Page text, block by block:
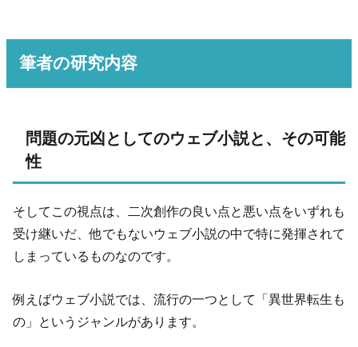
筆者の研究内容
問題の元凶としてのウェブ小説と、その可能
性
そしてこの視点は、二次創作の良い点と悪い点をいずれも
受け継いだ、他でもないウェブ小説の中で特に発揮されて
しまっているものなのです。
例えばウェブ小説では、流行の一つとして「異世界転生も
の」というジャンルがあります。